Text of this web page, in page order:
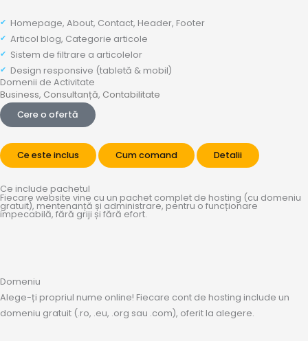
Homepage, About, Contact, Header, Footer
Articol blog, Categorie articole
Sistem de filtrare a articolelor
Design responsive (tabletă & mobil)
Domenii de Activitate
Business, Consultanță, Contabilitate
Cere o ofertă
Ce este inclus Cum comand Detalii
Ce include pachetul
Fiecare website vine cu un pachet complet de hosting (cu domeniu
gratuit), mentenanță și administrare, pentru o funcționare
impecabilă, fără griji și fără efort.
Domeniu
Alege-ți propriul nume online! Fiecare cont de hosting include un
domeniu gratuit (.ro, .eu, .org sau .com), oferit la alegere.